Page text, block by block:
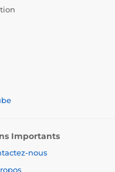
Importants
nous